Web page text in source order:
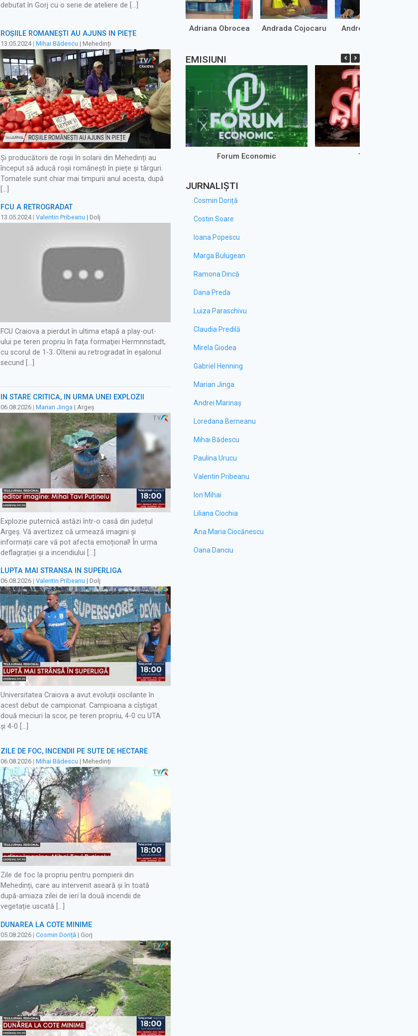
debutat în Gorj cu o serie de ateliere de […]
ROȘIILE ROMÂNEȘTI AU AJUNS ÎN PIEȚE
13.05.2024| Mihai Bădescu | Mehedinți
Și producătorii de roșii în solarii din Mehedinți au
început să aducă roșii românești în piețe și târguri.
Tomatele sunt chiar mai timpurii anul acesta, după
[…]
FCU A RETROGRADAT
13.05.2024| Valentin Pribeanu | Dolj
FCU Craiova a pierdut în ultima etapă a play-out-
ului pe teren propriu în faţa formaţiei Hermnnstadt,
cu scorul de 1-3. Oltenii au retrogradat în eşalonul
secund […]
ÎN STARE CRITICĂ, ÎN URMA UNEI EXPLOZII
06.08.2026 | Marian Jinga | Argeș
Explozie puternică astăzi într-o casă din județul
Argeș. Vă avertizez că urmează imagini și
informații care vă pot afecta emoțional! În urma
deflagrației și a incendiului […]
LUPTĂ MAI STRÂNSĂ ÎN SUPERLIGĂ
06.08.2026 | Valentin Pribeanu | Dolj
Universitatea Craiova a avut evoluții oscilante în
acest debut de campionat. Campioana a cîștigat
două meciuri la scor, pe teren propriu, 4-0 cu UTA
și 4-0 […]
ZILE DE FOC, INCENDII PE SUTE DE HECTARE
06.08.2026 | Mihai Bădescu | Mehedinți
Zile de foc la propriu pentru pompierii din
Mehedinți, care au intervenit aseară și în toată
după-amiaza zilei de ieri la două incendii de
vegetație uscată […]
DUNĂREA LA COTE MINIME
05.08.2026 | Cosmin Doriță | Gorj
Adriana Obrocea Andrada Cojocaru Andrei Marinaș
EMISIUNI
Forum Economic Țăst Show
JURNALIȘTI
Cosmin Doriță
Costin Soare
Ioana Popescu
Marga Bulugean
Ramona Dincă
Dana Preda
Luiza Paraschivu
Claudia Predilă
Mirela Giodea
Gabriel Henning
Marian Jinga
Andrei Marinaș
Loredana Berneanu
Mihai Bădescu
Paulina Urucu
Valentin Pribeanu
Ion Mihai
Liliana Ciochia
Ana Maria Ciocănescu
Oana Danciu